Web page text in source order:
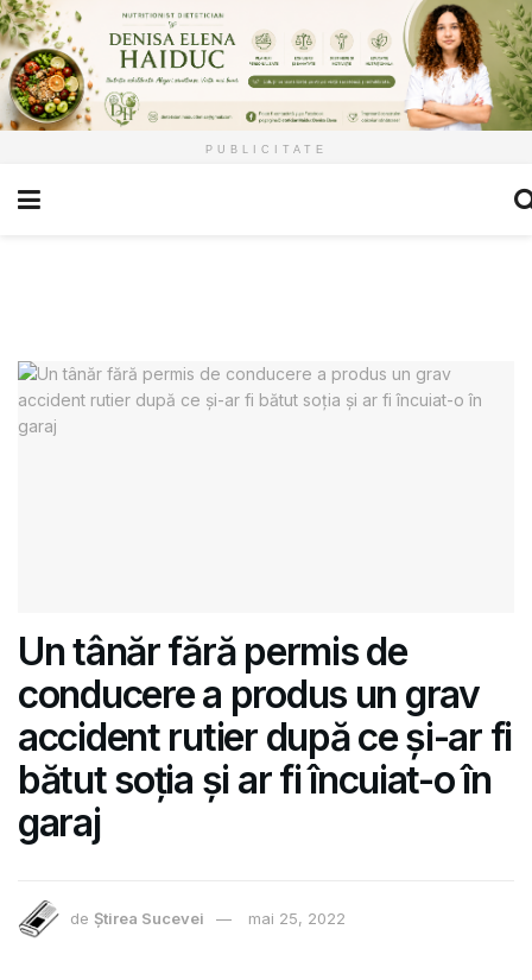
PUBLICITATE
Un tânăr fără permis de
conducere a produs un grav
accident rutier după ce și-ar fi
bătut soția și ar fi încuiat-o în
garaj
de Știrea Sucevei mai 25, 2022